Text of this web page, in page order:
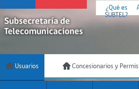
¿Qué es
SUBTEL?
Usuarios Concesionarios y